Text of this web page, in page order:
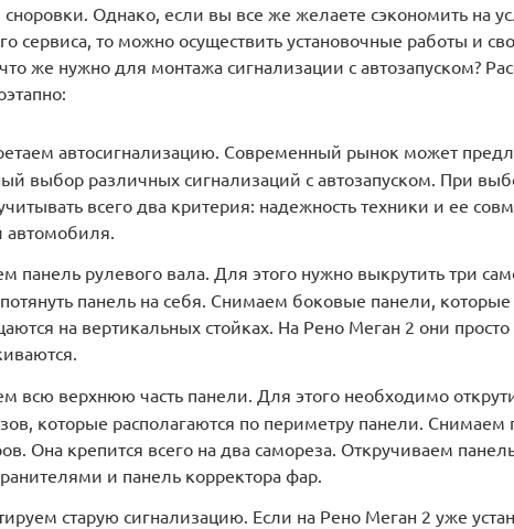
Однако, если вы все же желаете сэкономить на
сервиса, то можно осуществить установочные работы и
же нужно для монтажа сигнализации с автозапуском?
автосигнализацию. Современный рынок может
выбор различных сигнализаций с автозапуском. При
всего два критерия: надежность техники и ее
автомобиля.
панель рулевого вала. Для этого нужно выкрутить три
панель на себя. Снимаем боковые панели, которые
на вертикальных стойках. На Рено Меган 2 они просто
всю верхнюю часть панели. Для этого необходимо
которые располагаются по периметру панели. Снимаем
Она крепится всего на два самореза. Откручиваем
и панель корректора фар.
старую сигнализацию. Если на Рено Меган 2 уже